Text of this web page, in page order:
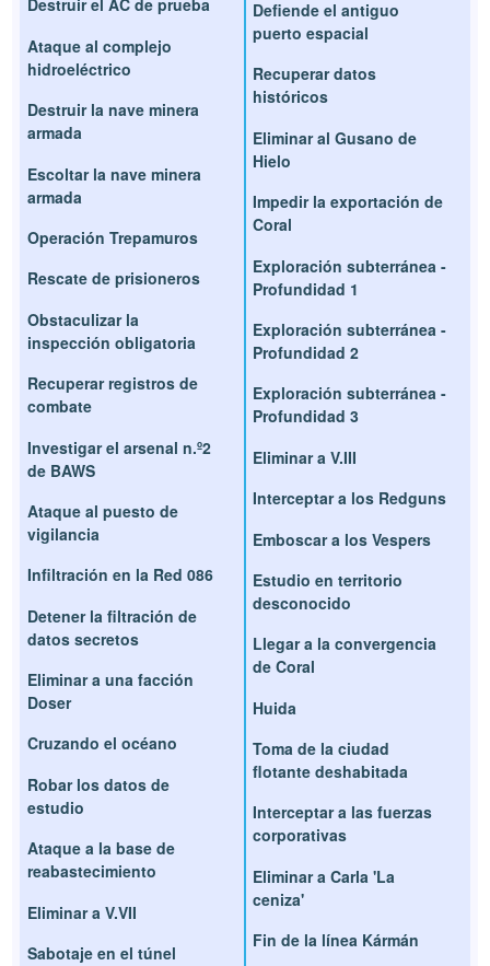
Destruir el AC de prueba
Ataque al complejo
hidroeléctrico
Destruir la nave minera
armada
Escoltar la nave minera
armada
Operación Trepamuros
Rescate de prisioneros
Obstaculizar la
inspección obligatoria
Recuperar registros de
combate
Investigar el arsenal n.º2
de BAWS
Ataque al puesto de
vigilancia
Infiltración en la Red 086
Detener la filtración de
datos secretos
Eliminar a una facción
Doser
Cruzando el océano
Robar los datos de
estudio
Ataque a la base de
reabastecimiento
Eliminar a V.VII
Sabotaje en el túnel
Defiende el antiguo
puerto espacial
Recuperar datos
históricos
Eliminar al Gusano de
Hielo
Impedir la exportación de
Coral
Exploración subterránea -
Profundidad 1
Exploración subterránea -
Profundidad 2
Exploración subterránea -
Profundidad 3
Eliminar a V.III
Interceptar a los Redguns
Emboscar a los Vespers
Estudio en territorio
desconocido
Llegar a la convergencia
de Coral
Huida
Toma de la ciudad
flotante deshabitada
Interceptar a las fuerzas
corporativas
Eliminar a Carla 'La
ceniza'
Fin de la línea Kármán